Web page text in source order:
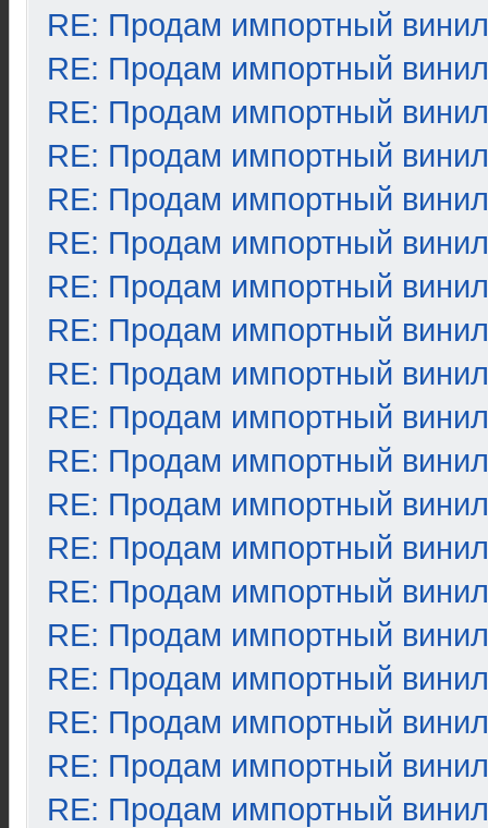
RE: Продам импортный винил
RE: Продам импортный винил
RE: Продам импортный винил
RE: Продам импортный винил
RE: Продам импортный винил
RE: Продам импортный винил
RE: Продам импортный винил
RE: Продам импортный винил
RE: Продам импортный винил
RE: Продам импортный винил
RE: Продам импортный винил
RE: Продам импортный винил
RE: Продам импортный винил
RE: Продам импортный винил
RE: Продам импортный винил
RE: Продам импортный винил
RE: Продам импортный винил
RE: Продам импортный винил
RE: Продам импортный винил